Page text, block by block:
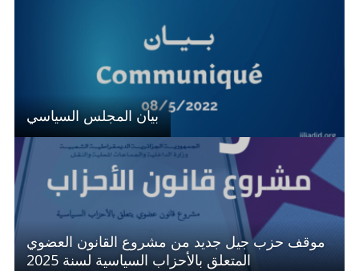
بيان المجلس السياسي
موقف حزب جيل جديد من مشروع القانون العضوي
المتعلق بالأحزاب السياسية لسنة 2025